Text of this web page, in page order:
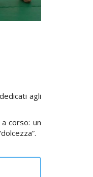
agli
corso: un